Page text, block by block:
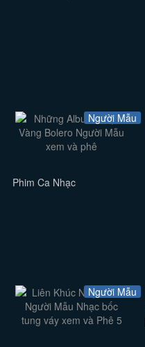
Người Mẫu
Phim Ca Nhạc
Người Mẫu